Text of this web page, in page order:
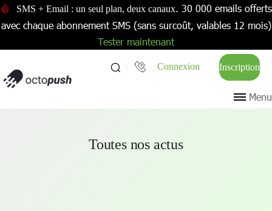
SMS + Email : un seul plan, deux canaux. 30 000 emails offerts
avec chaque abonnement SMS (sans surcoût, valables 12 mois)
Tester maintenant
Connexion Inscription
Menu
Toutes nos actus